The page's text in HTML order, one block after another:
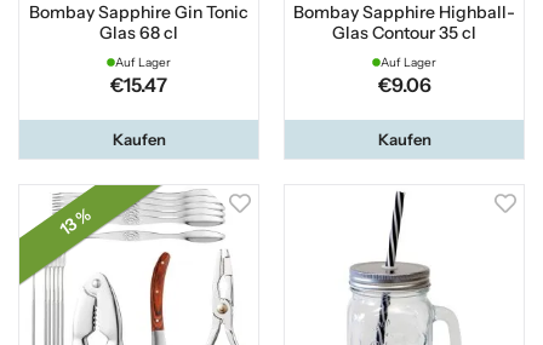
Bombay Sapphire Gin Tonic
Glas 68 cl
Auf Lager
€15.47
Kaufen
Bombay Sapphire Highball-
Glas Contour 35 cl
Auf Lager
€9.06
Kaufen
13 %